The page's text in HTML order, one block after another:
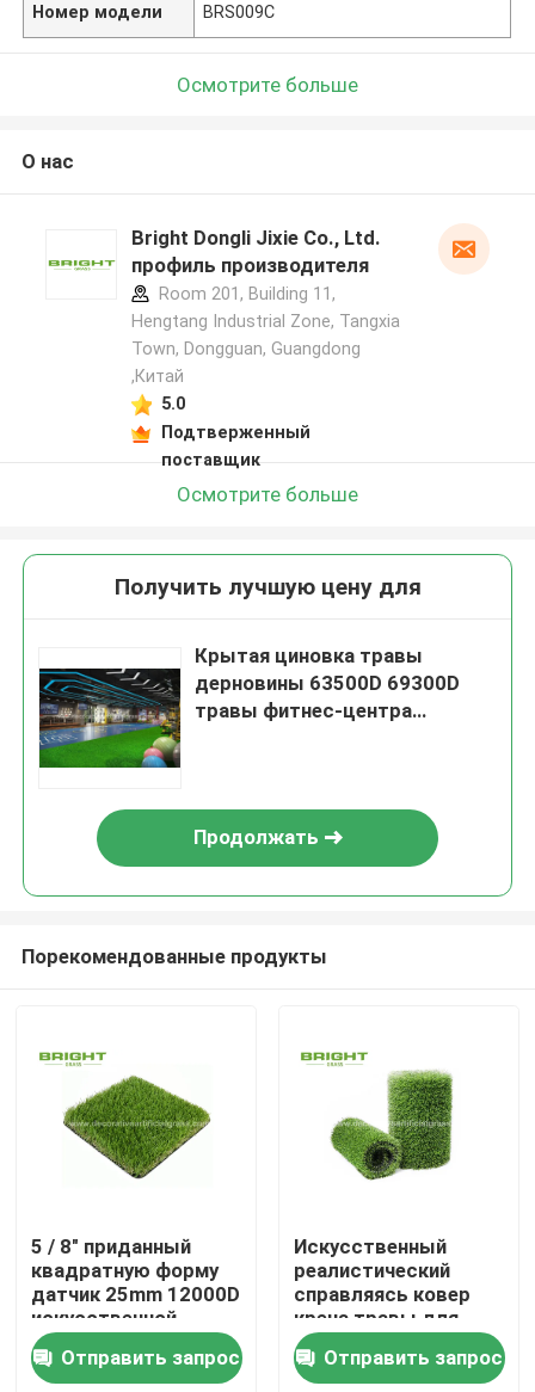
Дом
Товары
О нас
Номер модели BRS009C
Осмотрите больше
О нас
Bright Dongli Jixie Co., Ltd.
профиль производителя
Room 201, Building 11,
Hengtang Industrial Zone, Tangxia
Town, Dongguan, Guangdong
,Китай
5.0
Подтверженный
поставщик
Осмотрите больше
Получить лучшую цену для
Крытая циновка травы
дерновины 63500D 69300D
травы фитнес-центра
Продолжать
Порекомендованные продукты
5 / 8" приданный
квадратную форму
датчик 25mm 12000D
искусственной
дерновины травы
роскошный Tufting
Отправить запрос
Искусственный
реалистический
справляясь ковер
крена травы для
задворк 17000D
сада 2 * 25m/крен
Отправить запрос